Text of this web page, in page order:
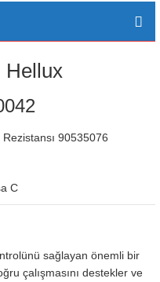
Hellux
90535076
C
sağlayan önemli bir
çalışmasını destekler ve